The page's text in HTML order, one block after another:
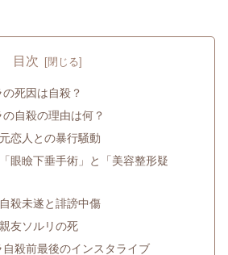
目次
死因は自殺？
自殺の理由は何？
恋人との暴行騒動
眼瞼下垂手術」と「美容整形疑
殺未遂と誹謗中傷
友ソルリの死
自殺前最後のインスタライブ